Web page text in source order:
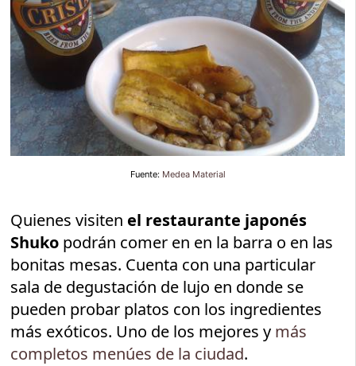
Fuente: Medea Material
Quienes visiten el restaurante japonés
Shuko podrán comer en en la barra o en las
bonitas mesas. Cuenta con una particular
sala de degustación de lujo en donde se
pueden probar platos con los ingredientes
más exóticos. Uno de los mejores y más
completos menúes de la ciudad.